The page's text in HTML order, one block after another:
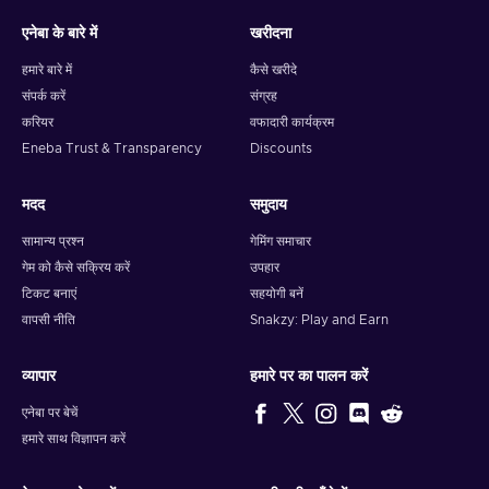
Note: You can choose one currency at a time and can only
redeem your whole voucher at once. Once you’ve done that,
you should give it up to 30 minutes for your cryptocurrency
to arrive in your wallet. After that, you can use your new
एनेबा के बारे में
हमारे बारे में
संपर्क करें
करियर
Eneba Trust & Transparency
खरीदना
कैसे खरीदे
संग्रह
वफादारी कार्यक्रम
Discounts
मदद
सामान्य प्रश्न
गेम को कैसे सक्रिय करें
टिकट बनाएं
वापसी नीति
समुदाय
गेमिंग समाचार
उपहार
सहयोगी बनें
Snakzy: Play and Earn
व्यापार
एनेबा पर बेचें
हमारे साथ विज्ञापन करें
हमारे पर का पालन करें